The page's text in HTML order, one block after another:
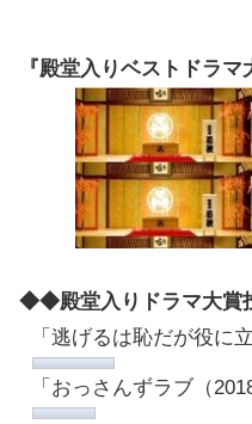
『殿堂入りベストドラマ
◆◆殿堂入りドラマ大賞
「逃げるは恥だが役に
「おっさんずラブ（